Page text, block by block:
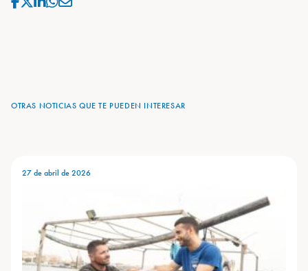
OTRAS NOTICIAS QUE TE PUEDEN INTERESAR
27 de abril de 2026